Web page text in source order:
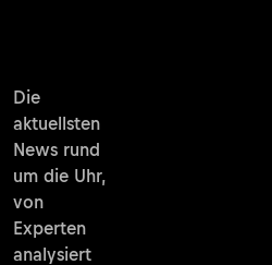
Die
aktuellsten
News rund
um die Uhr,
von
Experten
analysiert